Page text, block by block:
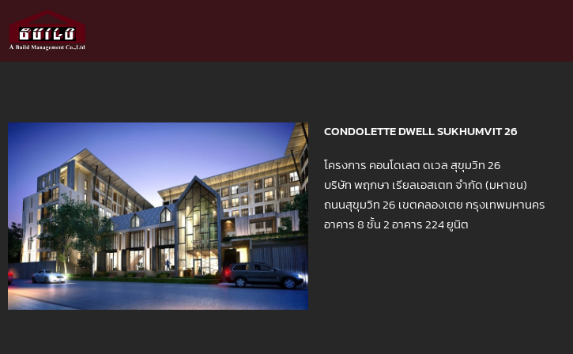
to
content
CONDOLETTE DWELL SUKHUMVIT 26
โครงการ คอนโดเลต ดเวล สุขุมวิท 26
บริษัท พฤกษา เรียลเอสเตท จำกัด (มหาชน)
ถนนสุขุมวิท 26 เขตคลองเตย กรุงเทพมหานคร
อาคาร 8 ชั้น 2 อาคาร 224 ยูนิต